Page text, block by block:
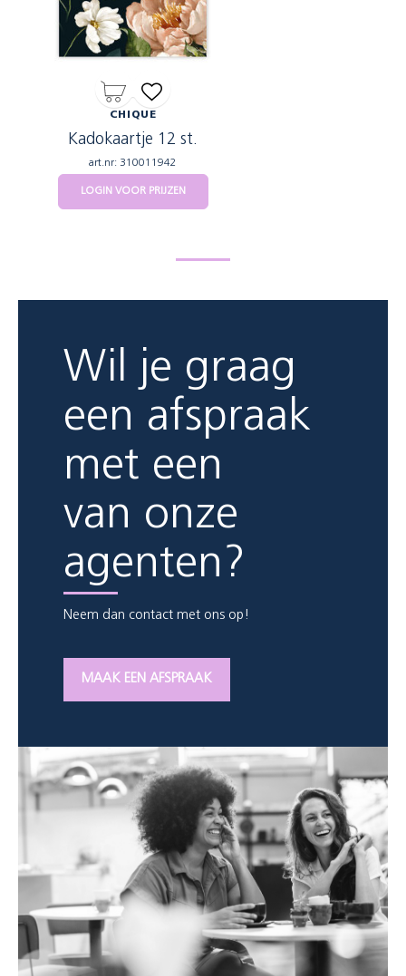
CHIQUE
Kadokaartje 12 st.
art.nr: 310011942
LOGIN VOOR PRIJZEN
Wil je graag
een afspraak
met een
van onze
agenten?
Neem dan contact met ons op!
MAAK EEN AFSPRAAK